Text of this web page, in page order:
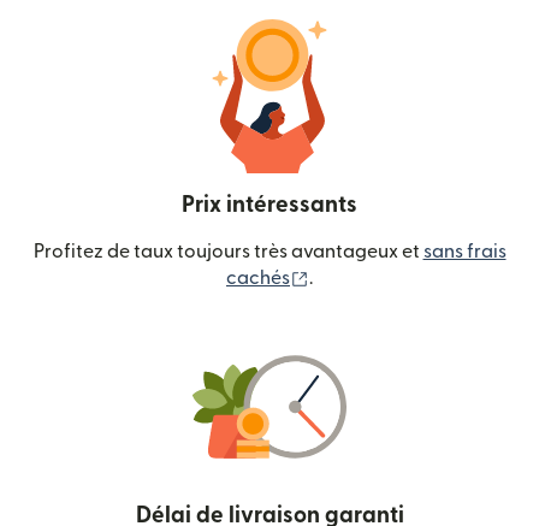
Prix intéressants
Profitez de taux toujours très avantageux et sans frais
cachés
.
Délai de livraison garanti